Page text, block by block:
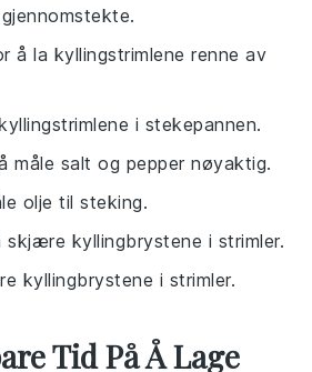
å la kyllingstrimlene renne av
i stekepannen.
måle salt og pepper nøyaktig.
olje til steking.
skjære kyllingbrystene i strimler.
kyllingbrystene i strimler.
Tid På Å Lage